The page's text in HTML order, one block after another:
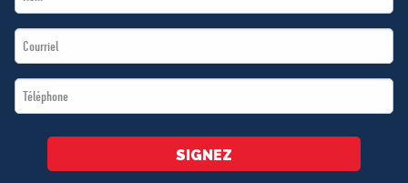
Name
Email
*
Téléphone
*
SIGNEZ